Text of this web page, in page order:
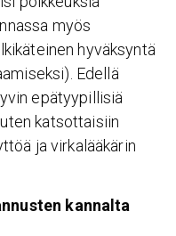
myös
hyväksyntä
Edellä
epätyypillisiä
katsottaisiin
ja virkalääkärin
kannalta